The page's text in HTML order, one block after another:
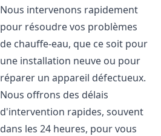
Nous intervenons rapidement
pour résoudre vos problèmes
de chauffe-eau, que ce soit pour
une installation neuve ou pour
réparer un appareil défectueux.
Nous offrons des délais
d'intervention rapides, souvent
dans les 24 heures, pour vous